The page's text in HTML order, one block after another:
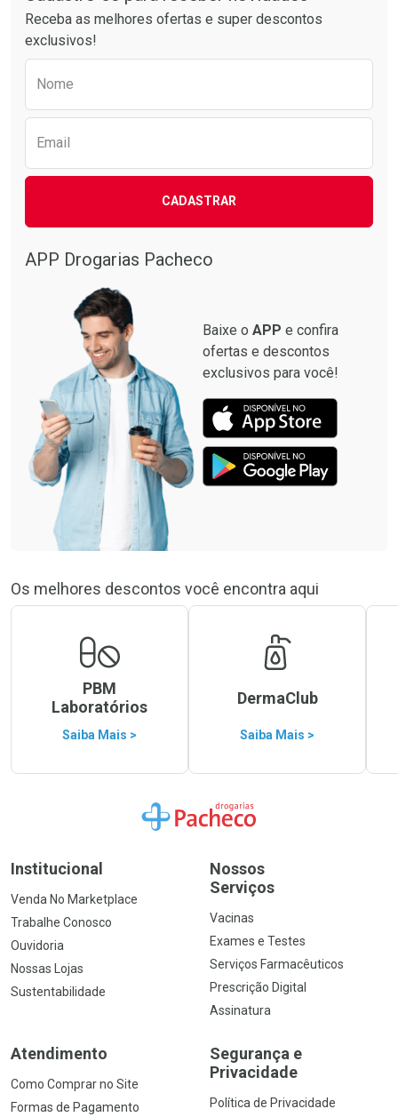
Receba as melhores ofertas e super descontos
exclusivos!
Nome
Email
CADASTRAR
APP Drogarias Pacheco
Baixe o APP e confira
ofertas e descontos
exclusivos para você!
Os melhores descontos você encontra aqui
PBM
Laboratórios
Saiba Mais >
DermaClub
Saiba Mais >
Ir para a Home
Institucional
Venda No Marketplace
Trabalhe Conosco
Ouvidoria
Nossas Lojas
Sustentabilidade
Nossos
Serviços
Vacinas
Exames e Testes
Serviços Farmacêuticos
Prescrição Digital
Assinatura
Atendimento
Como Comprar no Site
Formas de Pagamento
Segurança e
Privacidade
Política de Privacidade